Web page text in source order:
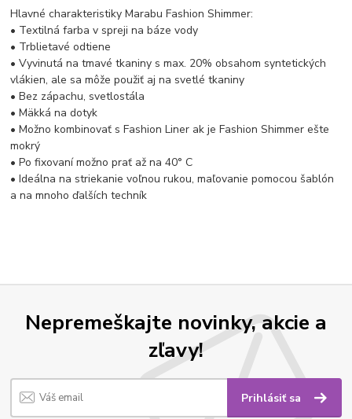
Hlavné charakteristiky Marabu Fashion Shimmer:
• Textilná farba v spreji na báze vody
• Trblietavé odtiene
• Vyvinutá na tmavé tkaniny s max. 20% obsahom syntetických
vlákien, ale sa môže použiť aj na svetlé tkaniny
• Bez zápachu, svetlostála
• Mäkká na dotyk
• Možno kombinovať s Fashion Liner ak je Fashion Shimmer ešte
mokrý
• Po fixovaní možno prať až na 40° C
• Ideálna na striekanie voľnou rukou, maľovanie pomocou šablón
a na mnoho ďalších techník
Nepremeškajte novinky, akcie a
zľavy!
Prihlásiť sa